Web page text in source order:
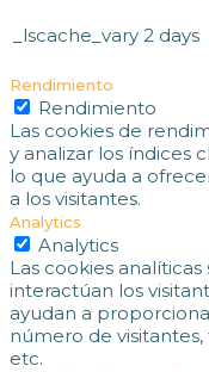
_lscache_vary 2 days
Rendimiento
Rendimiento
Las cookies de
y analizar los índices
lo que ayuda a
a los visitantes.
Analytics
Analytics
Las cookies
interactúan los
ayudan a
número de
etc.